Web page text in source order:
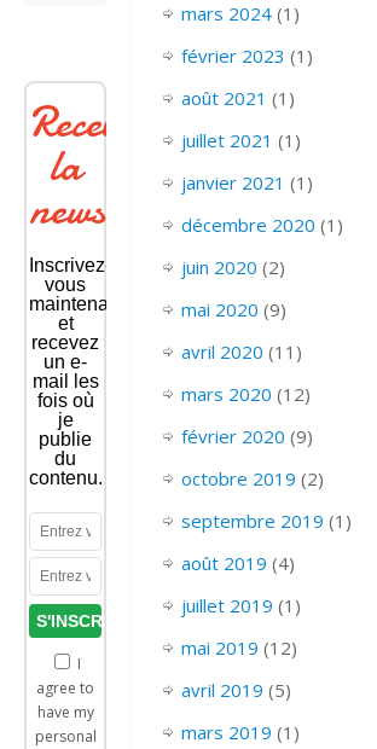
Recevoir
la
newsletter
Inscrivez-
vous
maintenant
et
recevez
un e-
mail les
fois où
je
publie
du
contenu.
I
agree to
have my
personal
mars 2024(1)
février 2023 (1)
août 2021 (1)
juillet 2021 (1)
janvier 2021 (1)
décembre 2020 (1)
juin 2020 (2)
mai 2020 (9)
avril 2020 (11)
mars 2020 (12)
février 2020 (9)
octobre 2019 (2)
septembre 2019 (1)
août 2019 (4)
juillet 2019 (1)
mai 2019 (12)
avril 2019 (5)
mars 2019 (1)